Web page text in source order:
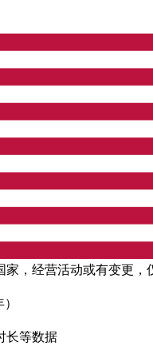
，经营活动或有变更，
长等数据